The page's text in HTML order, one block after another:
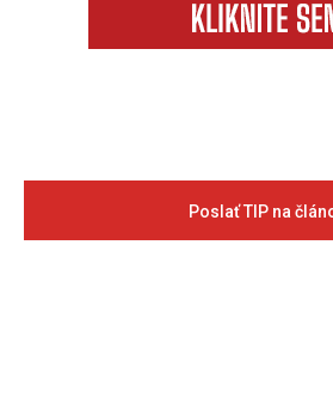
Poslať TIP na